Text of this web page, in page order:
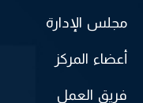
مجلس الإدارة
أعضاء المركز
فريق العمل